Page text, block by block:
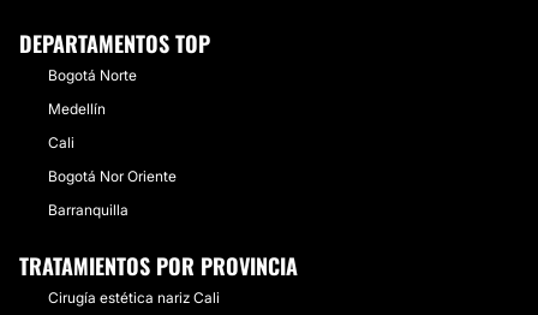
DEPARTAMENTOS TOP
Bogotá Norte
Medellín
Cali
Bogotá Nor Oriente
Barranquilla
TRATAMIENTOS POR PROVINCIA
Cirugía estética nariz Cali